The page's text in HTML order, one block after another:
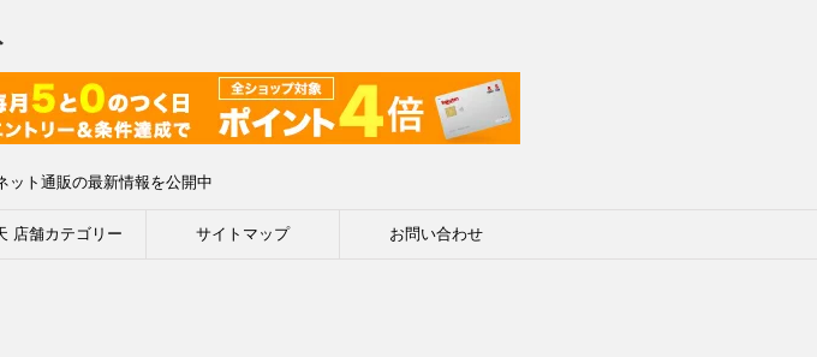
ット通販の最新情報を公開中
店舗カテゴリー サイトマップ お問い合わせ